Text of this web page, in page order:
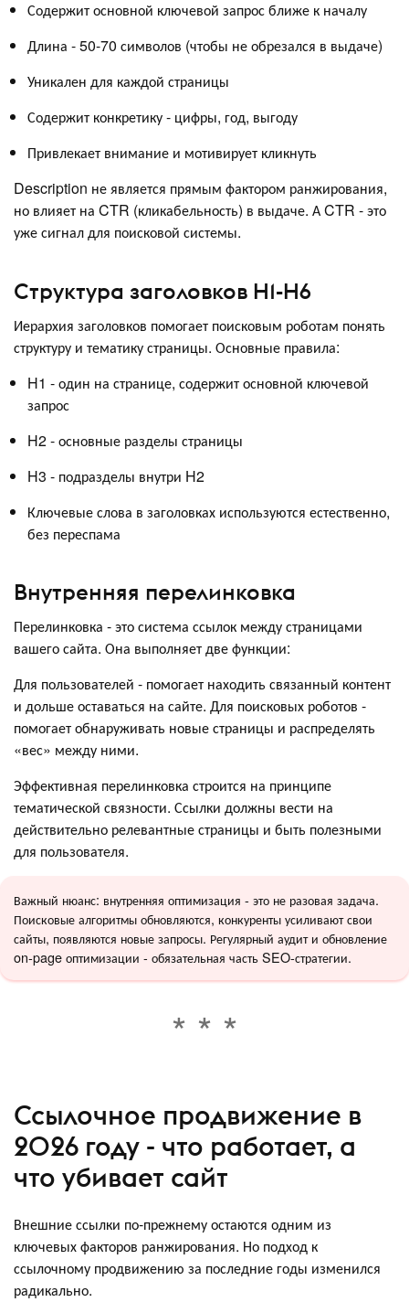
Содержит основной ключевой запрос ближе к началу
Длина - 50-70 символов (чтобы не обрезался в выдаче)
Уникален для каждой страницы
Содержит конкретику - цифры, год, выгоду
Привлекает внимание и мотивирует кликнуть
Description не является прямым фактором ранжирования,
но влияет на CTR (кликабельность) в выдаче. А CTR - это
уже сигнал для поисковой системы.
Структура заголовков H1-H6
Иерархия заголовков помогает поисковым роботам понять
структуру и тематику страницы. Основные правила:
H1 - один на странице, содержит основной ключевой
запрос
H2 - основные разделы страницы
H3 - подразделы внутри H2
Ключевые слова в заголовках используются естественно,
без переспама
Внутренняя перелинковка
Перелинковка - это система ссылок между страницами
вашего сайта. Она выполняет две функции:
Для пользователей - помогает находить связанный контент
и дольше оставаться на сайте. Для поисковых роботов -
помогает обнаруживать новые страницы и распределять
«вес» между ними.
Эффективная перелинковка строится на принципе
тематической связности. Ссылки должны вести на
действительно релевантные страницы и быть полезными
для пользователя.
Важный нюанс: внутренняя оптимизация - это не разовая задача.
Поисковые алгоритмы обновляются, конкуренты усиливают свои
сайты, появляются новые запросы. Регулярный аудит и обновление
on-page оптимизации - обязательная часть SEO-стратегии.
Ссылочное продвижение в
2026 году - что работает, а
что убивает сайт
Внешние ссылки по-прежнему остаются одним из
ключевых факторов ранжирования. Но подход к
ссылочному продвижению за последние годы изменился
радикально.